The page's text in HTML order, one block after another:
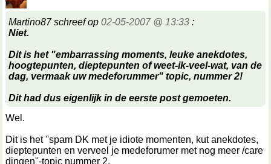
Martino87 schreef op 02-05-2007 @ 13:33 :
Niet.
Dit is het "embarrassing moments, leuke anekdotes,
hoogtepunten, dieptepunten of weet-ik-veel-wat, van de
dag, vermaak uw medeforummer" topic, nummer 2!
Dit had dus eigenlijk in de eerste post gemoeten.
Wel.
Dit is het ''spam DK met je idiote momenten, kut anekdotes,
dieptepunten en verveel je medeforumer met nog meer /care
dingen''-topic nummer 2.